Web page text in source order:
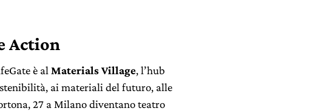
Action
è al Materials Village, l’hub
ai materiali del futuro, alle
27 a Milano diventano teatro